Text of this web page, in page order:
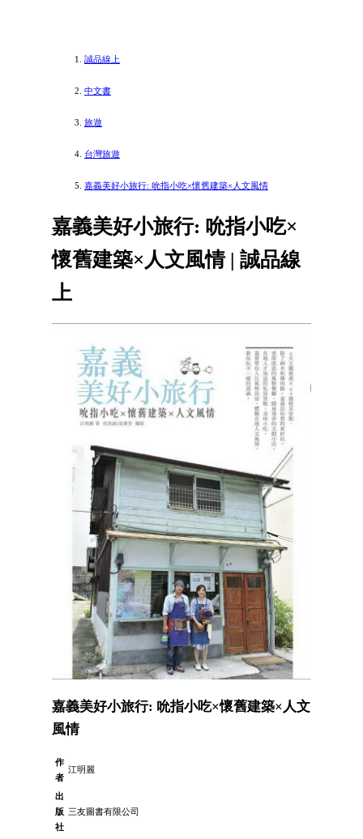
誠品線上
中文書
旅遊
台灣旅遊
嘉義美好小旅行: 吮指小吃×懷舊建築×人文風情
嘉義美好小旅行: 吮指小吃×
懷舊建築×人文風情 | 誠品線
上
嘉義美好小旅行: 吮指小吃×懷舊建築×人文
風情
作
者
江明麗
出
版
社
三友圖書有限公司